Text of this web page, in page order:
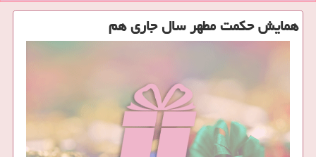
همایش حكمت مطهر سال جاری هم